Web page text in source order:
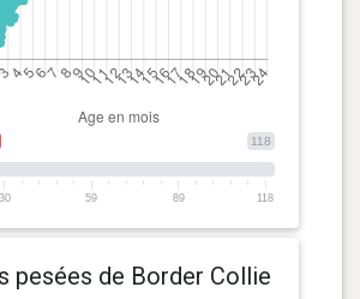
118
30 59 89 118
pesées de Border Collie